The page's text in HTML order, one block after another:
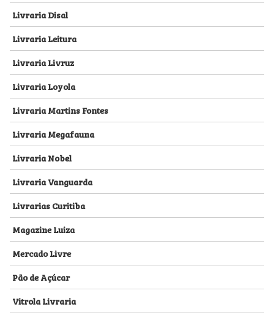
Livraria Disal
Livraria Leitura
Livraria Livruz
Livraria Loyola
Livraria Martins Fontes
Livraria Megafauna
Livraria Nobel
Livraria Vanguarda
Livrarias Curitiba
Magazine Luiza
Mercado Livre
Pão de Açúcar
Vitrola Livraria